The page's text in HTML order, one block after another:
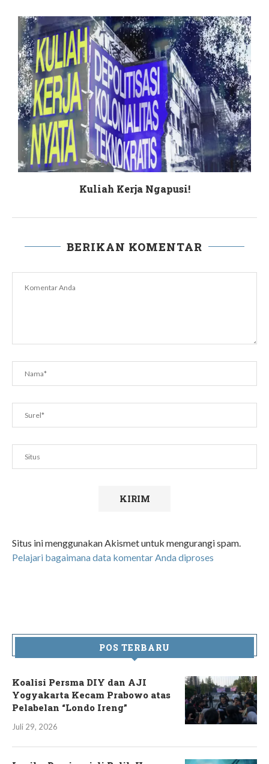
Kuliah Kerja Ngapusi!
BERIKAN KOMENTAR
Situs ini menggunakan Akismet untuk mengurangi spam.
Pelajari bagaimana data komentar Anda diproses
POS TERBARU
Koalisi Persma DIY dan AJI
Yogyakarta Kecam Prabowo atas
Pelabelan “Londo Ireng”
Juli 29, 2026